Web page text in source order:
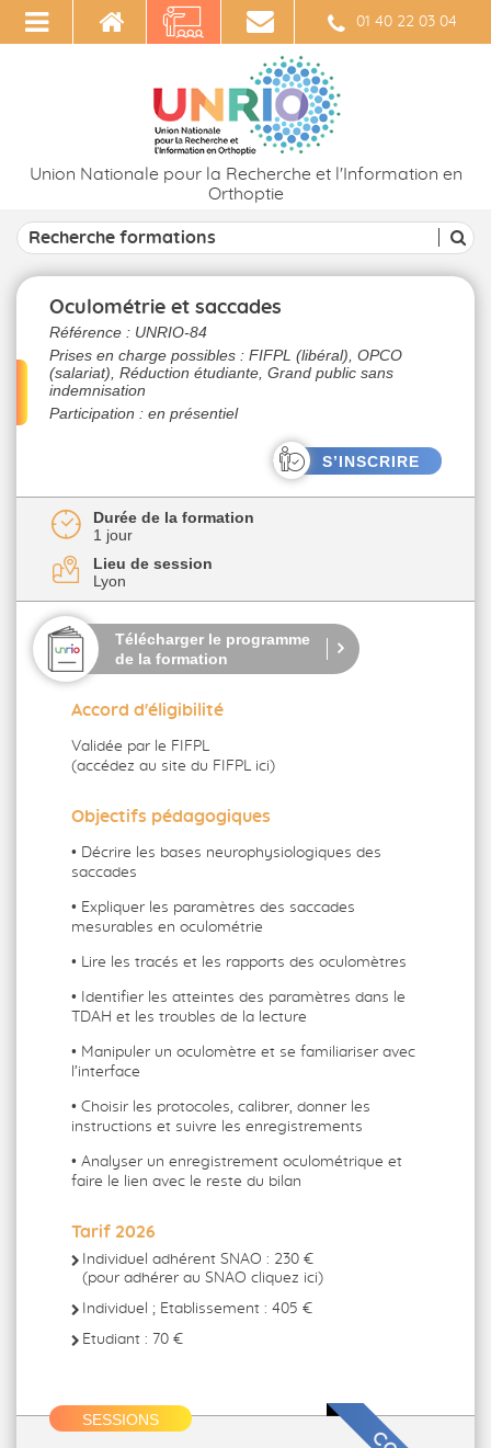
01 40 22 03 04
Union Nationale pour la Recherche et l'Information en
Orthoptie
Oculométrie et saccades
Référence : UNRIO-84
Prises en charge possibles : FIFPL (libéral), OPCO
(salariat), Réduction étudiante, Grand public sans
indemnisation
Participation : en présentiel
S’INSCRIRE
Durée de la formation
1 jour
Lieu de session
Lyon
Télécharger le programme
de la formation
Accord d'éligibilité
Validée par le FIFPL
(accédez au site du FIFPL ici)
Objectifs pédagogiques
• Décrire les bases neurophysiologiques des
saccades
• Expliquer les paramètres des saccades
mesurables en oculométrie
• Lire les tracés et les rapports des oculomètres
• Identifier les atteintes des paramètres dans le
TDAH et les troubles de la lecture
• Manipuler un oculomètre et se familiariser avec
l’interface
• Choisir les protocoles, calibrer, donner les
instructions et suivre les enregistrements
• Analyser un enregistrement oculométrique et
faire le lien avec le reste du bilan
Tarif 2026
Individuel adhérent SNAO : 230 €
(pour adhérer au SNAO cliquez ici)
Individuel ; Etablissement : 405 €
Etudiant : 70 €
SESSIONS